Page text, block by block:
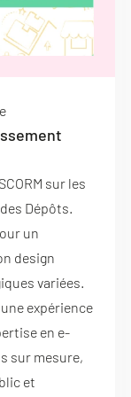
sur les
Dépôts.
un
design
variées.
expérience
en e-
sur mesure,
et